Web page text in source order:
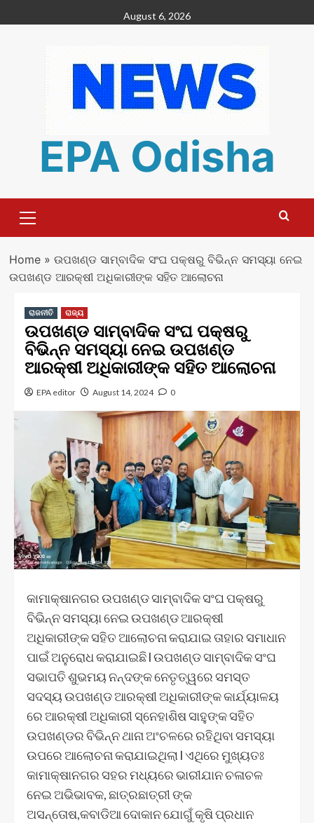
to
August 6, 2026
EPA Odisha
Menu
Home» ଉପଖଣ୍ଡ ସାମ୍ବାଦିକ ସଂଘ ପକ୍ଷରୁ ବିଭିନ୍ନ ସମସ୍ୟା ନେଇ
ଉପଖଣ୍ଡ ଆରକ୍ଷୀ ଅଧିକାରୀଙ୍କ ସହିତ ଆଲୋଚନା
ରାଜନୀତି ରାଜ୍ୟ
ଉପଖଣ୍ଡ ସାମ୍ବାଦିକ ସଂଘ ପକ୍ଷରୁ
ବିଭିନ୍ନ ସମସ୍ୟା ନେଇ ଉପଖଣ୍ଡ
ଆରକ୍ଷୀ ଅଧିକାରୀଙ୍କ ସହିତ ଆଲୋଚନା
EPA editor August 14, 2024 0
କାମାକ୍ଷାନଗର ଉପଖଣ୍ଡ ସାମ୍ବାଦିକ ସଂଘ ପକ୍ଷରୁ
ବିଭିନ୍ନ ସମସ୍ୟା ନେଇ ଉପଖଣ୍ଡ ଆରକ୍ଷୀ
ଅଧିକାରୀଙ୍କ ସହିତ ଆଲୋଚନା କରାଯାଇ ତାହାର ସମାଧାନ
ପାଇଁ ଅନୁରୋଧ କରାଯାଇଛି l ଉପଖଣ୍ଡ ସାମ୍ବାଦିକ ସଂଘ
ସଭାପତି ଶୁଭମୟ ନନ୍ଦଙ୍କ ନେତୃତ୍ୱରେ ସମସ୍ତ
ସଦସ୍ୟ ଉପଖଣ୍ଡ ଆରକ୍ଷୀ ଅଧିକାରୀଙ୍କ କାର୍ଯ୍ୟାଳୟ
ରେ ଆରକ୍ଷୀ ଅଧିକାରୀ ସ୍ନେହାଶିଷ ସାହୁଙ୍କ ସହିତ
ଉପଖଣ୍ଡର ବିଭିନ୍ନ ଥାନା ଅଂଚଳରେ ରହିଥିବା ସମସ୍ୟା
ଉପରେ ଆଲୋଚନା କରାଯାଇଥିଲା l ଏଥିରେ ମୁଖ୍ୟତଃ
କାମାକ୍ଷାନଗର ସହର ମଧ୍ୟରେ ଭାରୀଯାନ ଚଳାଚଳ
ନେଇ ଅଭିଭାବକ, ଛାତ୍ରଛାତ୍ରୀ ଙ୍କ
ଅସନ୍ତୋଷ,କବାଡିଆ ଦୋକାନ ଯୋଗୁଁ କୃଷି ପ୍ରଧାନ